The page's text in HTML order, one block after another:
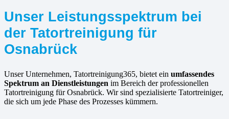
Unser Leistungsspektrum bei
der Tatortreinigung für
Osnabrück
Unser Unternehmen, Tatortreinigung365, bietet ein umfassendes
Spektrum an Dienstleistungen im Bereich der professionellen
Tatortreinigung für Osnabrück. Wir sind spezialisierte Tatortreiniger,
die sich um jede Phase des Prozesses kümmern.